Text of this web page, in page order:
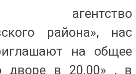
агентство
района», нас
на общее
дворе в 20.00» , в